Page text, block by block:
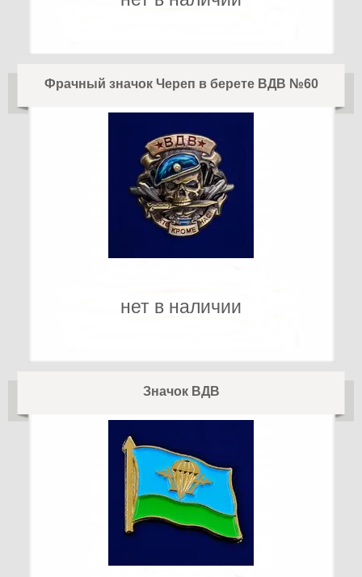
Фрачный значок Череп в берете ВДВ №60
нет в наличии
Значок ВДВ